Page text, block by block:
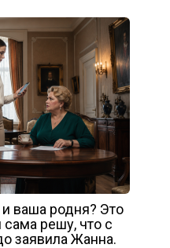
ваша родня? Это
решу, что с
заявила Жанна.